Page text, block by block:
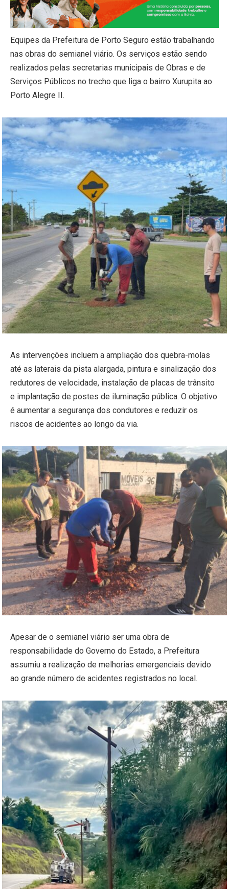
Equipes da Prefeitura de Porto Seguro estão trabalhando
nas obras do semianel viário. Os serviços estão sendo
realizados pelas secretarias municipais de Obras e de
Serviços Públicos no trecho que liga o bairro Xurupita ao
Porto Alegre II.
As intervenções incluem a ampliação dos quebra-molas
até as laterais da pista alargada, pintura e sinalização dos
redutores de velocidade, instalação de placas de trânsito
e implantação de postes de iluminação pública. O objetivo
é aumentar a segurança dos condutores e reduzir os
riscos de acidentes ao longo da via.
Apesar de o semianel viário ser uma obra de
responsabilidade do Governo do Estado, a Prefeitura
assumiu a realização de melhorias emergenciais devido
ao grande número de acidentes registrados no local.